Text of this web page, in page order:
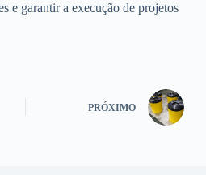
e garantir a execução de projetos
PRÓXIMO